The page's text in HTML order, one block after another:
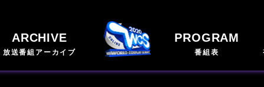
ARCHIVE
放送番組アーカイブ
PROGRAM
番組表